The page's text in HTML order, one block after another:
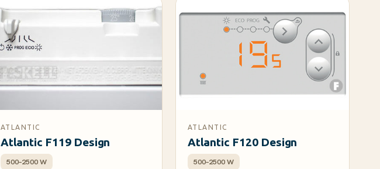
ATLANTIC
Atlantic F119 Design
500–2500 W
ATLANTIC
Atlantic F120 Design
500–2500 W